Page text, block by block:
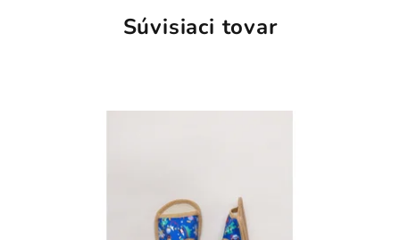
Súvisiaci tovar